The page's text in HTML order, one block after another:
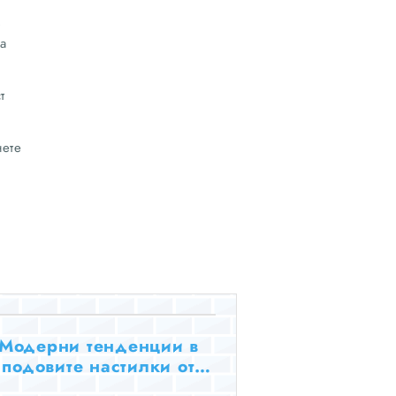
тенденции в
подовите настилки от